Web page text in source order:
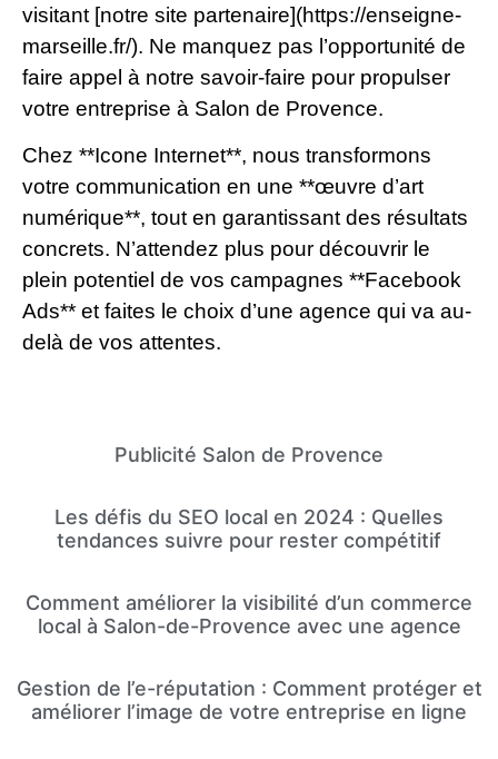
visitant [notre site partenaire](https://enseigne-
marseille.fr/). Ne manquez pas l’opportunité de
faire appel à notre savoir-faire pour propulser
votre entreprise à Salon de Provence.
Chez **Icone Internet**, nous transformons
votre communication en une **œuvre d’art
numérique**, tout en garantissant des résultats
concrets. N’attendez plus pour découvrir le
plein potentiel de vos campagnes **Facebook
Ads** et faites le choix d’une agence qui va au-
delà de vos attentes.
Publicité Salon de Provence
Les défis du SEO local en 2024 : Quelles
tendances suivre pour rester compétitif
Comment améliorer la visibilité d’un commerce
local à Salon-de-Provence avec une agence
Gestion de l’e-réputation : Comment protéger et
améliorer l’image de votre entreprise en ligne